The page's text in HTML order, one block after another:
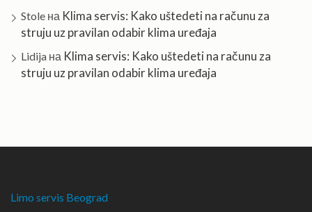
Stole на Klima servis: Kako uštedeti na računu za
struju uz pravilan odabir klima uređaja
Lidija на Klima servis: Kako uštedeti na računu za
struju uz pravilan odabir klima uređaja
Limo servis Beograd